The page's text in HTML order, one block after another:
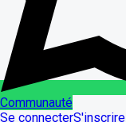
Communauté
Se connecterS'inscrire